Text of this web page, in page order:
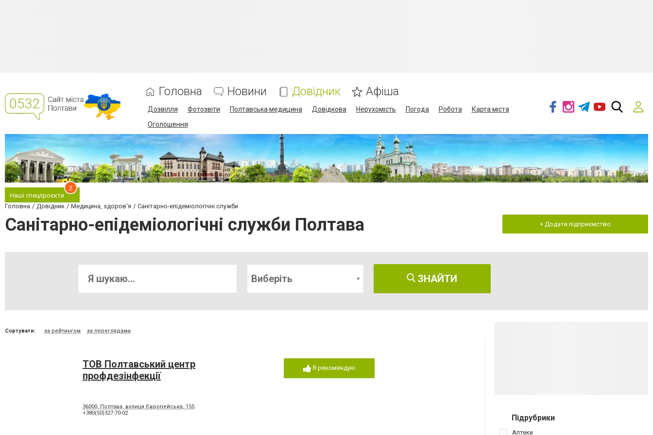
Головна Новини Довідник Афіша
Дозвілля Фотозвіти Полтавська медицина Довідкова Нерухомість Погода Робота
Карта міста
Оголошення
Наші спецпроєкти
2
Головна Довідник Медицина, здоров'я Санітарно-епідеміологічні служби
Санітарно-епідеміологічні служби Полтава + Додати підприємство
Виберіть ЗНАЙТИ
Сортувати: за рейтингом за переглядами
ТОВ Полтавський центр
профдезінфекції
36000, Полтава, вулиця Європейська, 155
+380(50)327-70-02
Я рекомендую
Підрубрики
Аптеки